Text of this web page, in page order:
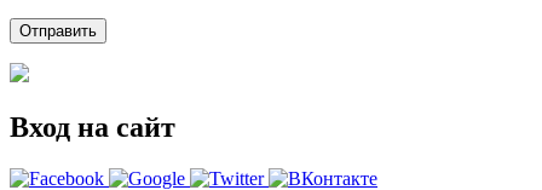
Вход на сайт